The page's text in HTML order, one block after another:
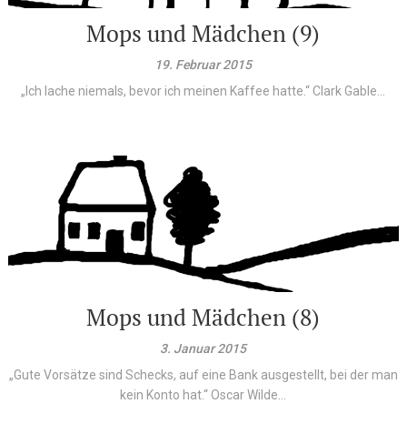
Mops und Mädchen (9)
19. Februar 2015
„Ich lache niemals, bevor ich meinen Kaffee hatte.“ Clark Gable...
Mops und Mädchen (8)
3. Januar 2015
„Gute Vorsätze sind Schecks, auf eine Bank ausgestellt, bei der man
kein Konto hat.“ Oscar Wilde...